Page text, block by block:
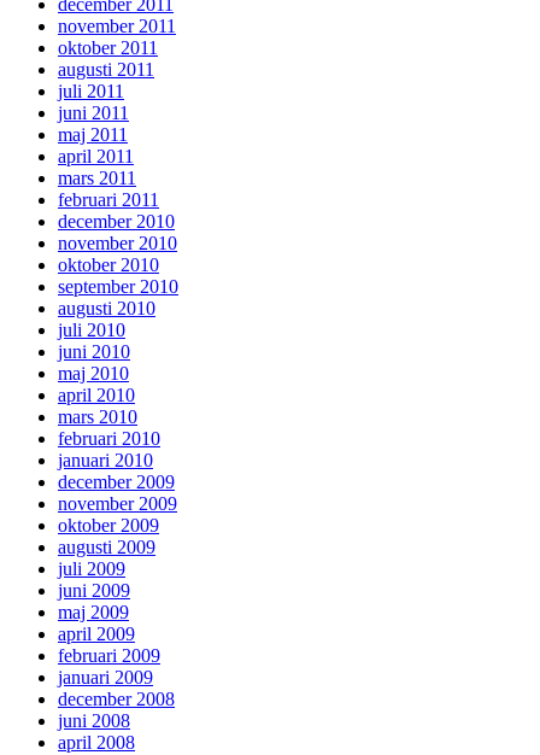
november 2011
oktober 2011
augusti 2011
juli 2011
juni 2011
maj 2011
april 2011
mars 2011
februari 2011
december 2010
november 2010
oktober 2010
september 2010
augusti 2010
juli 2010
juni 2010
maj 2010
april 2010
mars 2010
februari 2010
januari 2010
december 2009
november 2009
oktober 2009
augusti 2009
juli 2009
juni 2009
maj 2009
april 2009
februari 2009
januari 2009
december 2008
juni 2008
april 2008